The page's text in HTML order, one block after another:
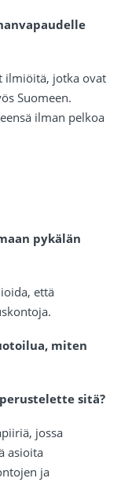
ilmiöitä, jotka ovat
Suomeen.
ilman pelkoa
pykälän
että
miten
sitä?
jossa
asioita
ja